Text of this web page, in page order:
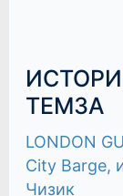
ТЕМЗА
LONDON
City Barge,
Чизик